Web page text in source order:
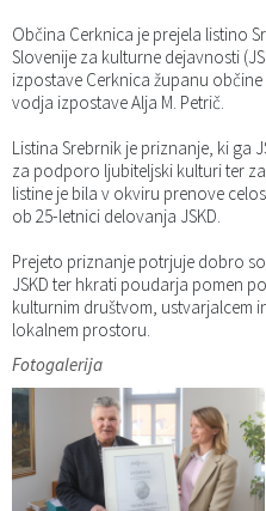
Občina Cerknica je prejela listino
Slovenije za kulturne dejavnosti
izpostave Cerknica županu
vodja izpostave Alja M. Petrič.
Listina Srebrnik je priznanje, ki ga
za podporo ljubiteljski kulturi ter
listine je bila v okviru prenove
ob 25-letnici delovanja JSKD.
Prejeto priznanje potrjuje dobro
JSKD ter hkrati poudarja pomen
kulturnim društvom, ustvarjalcem
lokalnem prostoru.
Fotogalerija
Katalog informacij javnega
Vizitka občine
Predsedniki političnih strank
Služba za okolje in prostor
Služba za stanovanjsko
Služba za civilno zaščito
Služba za družbene dejavnosti
Služba za gospodarstvo,
Služba za šport
Služba za krajevne skupnosti
Občinski predpisi
Strategije in koncepti
Proračuni občine